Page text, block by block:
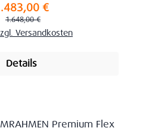
€
Regulärer Preis:
1.648,00 €
Versandkosten
Details